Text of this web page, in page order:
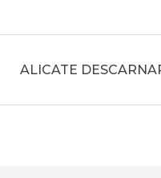
ALICATE